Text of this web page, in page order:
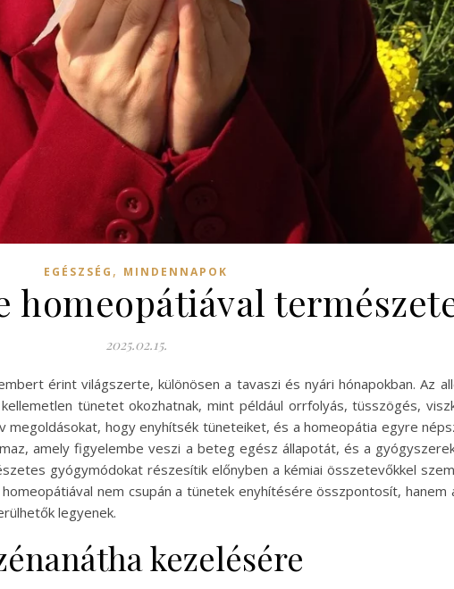
EGÉSZSÉG , MINDENNAPOK
homeopátiával
2025.02.15.
érint világszerte, különösen a tavaszi és nyári hónapokban. Az
tünetet okozhatnak, mint például orrfolyás, tüsszögés,
hogy enyhítsék tüneteiket, és a homeopátia egyre
amely figyelembe veszi a beteg egész állapotát, és a
gyógymódokat részesítik előnyben a kémiai összetevőkkel
nem csupán a tünetek enyhítésére összpontosít,
legyenek.
kezelésére